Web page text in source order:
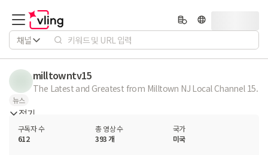
채널
milltowntv15
The Latest and Greatest from Milltown NJ Local Channel 15.
뉴스
접기
구독자 수
612
총 영상 수
393 개
국가
미국